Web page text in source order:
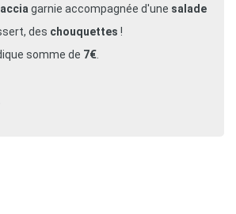
garnie accompagnée d'une salade
des chouquettes !
somme de 7€